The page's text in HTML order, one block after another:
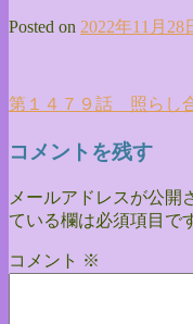
Posted on 2022年11月28
投
稿
ビ
ゲ
第１４７９話 照らし
コメントを残す
メールアドレスが公開
ている欄は必須項目で
コメント ※